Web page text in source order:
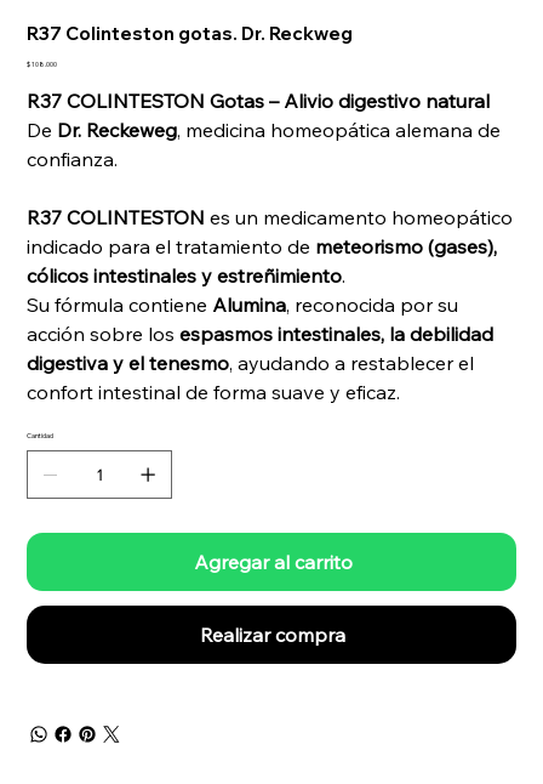
R37 Colinteston gotas. Dr. Reckweg
Precio
$ 108.000
R37 COLINTESTON Gotas – Alivio digestivo natural
De Dr. Reckeweg, medicina homeopática alemana de
confianza.
R37 COLINTESTON es un medicamento homeopático
indicado para el tratamiento de meteorismo (gases),
cólicos intestinales y estreñimiento.
Su fórmula contiene Alumina, reconocida por su
acción sobre losespasmos intestinales, la debilidad
digestiva y el tenesmo, ayudando a restablecer el
confort intestinal de forma suave y eficaz.
Cantidad
Agregar al carrito
Realizar compra